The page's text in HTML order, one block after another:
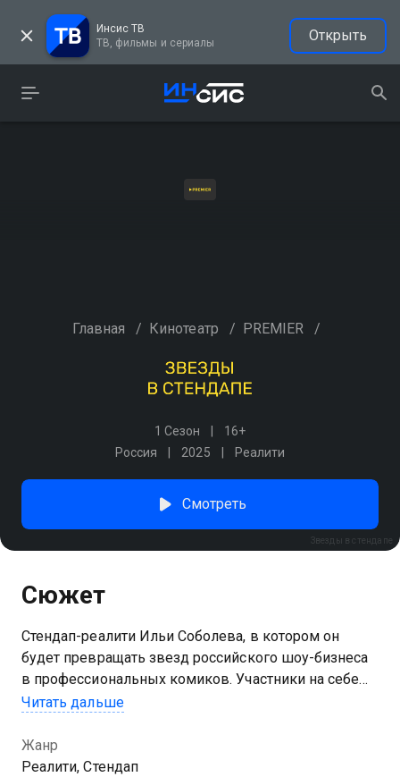
Инсис ТВ
ТВ, фильмы и сериалы
Открыть
Главная / Кинотеатр / PREMIER /
1 Сезон
16+
Россия
2025 Реалити
Звезды в стендапе
Смотреть
Сюжет
Стендап-реалити Ильи Соболева, в котором он
будет превращать звезд российского шоу-бизнеса
в профессиональных комиков. Участники на себе
ощутят все препятствия и трудности, с которыми
выступлению. А в финале выпуска каждый выйдет
со своим собственным номером и покажет, чему
Читать дальше
Жанр
Реалити, Стендап